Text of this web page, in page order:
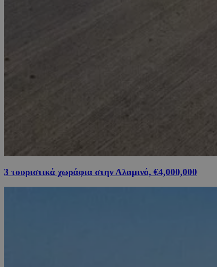
3 τουριστικά χωράφια στην Αλαμινό, €4,000,000